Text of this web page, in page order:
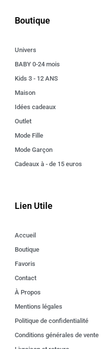
Boutique
Univers
BABY 0-24 mois
Kids 3 - 12 ANS
Maison
Idées cadeaux
Outlet
Mode Fille
Mode Garçon
Cadeaux à - de 15 euros
Lien Utile
Accueil
Boutique
Favoris
Contact
À Propos
Mentions légales
Politique de confidentialité
Conditions générales de vente